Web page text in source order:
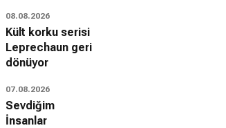
08.08.2026
Kült korku serisi
Leprechaun geri
dönüyor
07.08.2026
Sevdiğim
İnsanlar